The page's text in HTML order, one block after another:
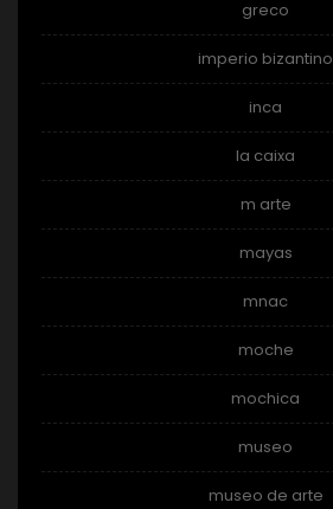
greco
imperio bizantino
inca
la caixa
m arte
mayas
mnac
moche
mochica
museo
museo de arte